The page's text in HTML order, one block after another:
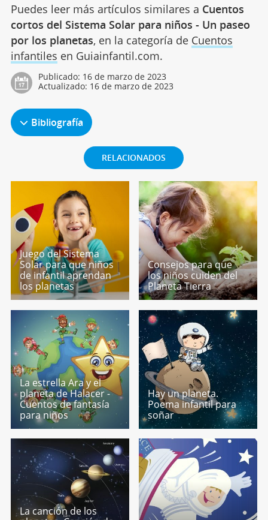
Puedes leer más artículos similares a Cuentos
cortos del Sistema Solar para niños - Un paseo
por los planetas, en la categoría de Cuentos
infantiles en Guiainfantil.com.
Publicado: 16 de marzo de 2023
Actualizado: 16 de marzo de 2023
Bibliografía
RELACIONADOS
Juego del Sistema
Solar para que niños
de infantil aprendan
los planetas
Consejos para que
los niños cuiden del
Planeta Tierra
La estrella Ara y el
planeta de Halacer -
Cuentos de fantasía
para niños
Hay un planeta.
Poema infantil para
soñar
La canción de los